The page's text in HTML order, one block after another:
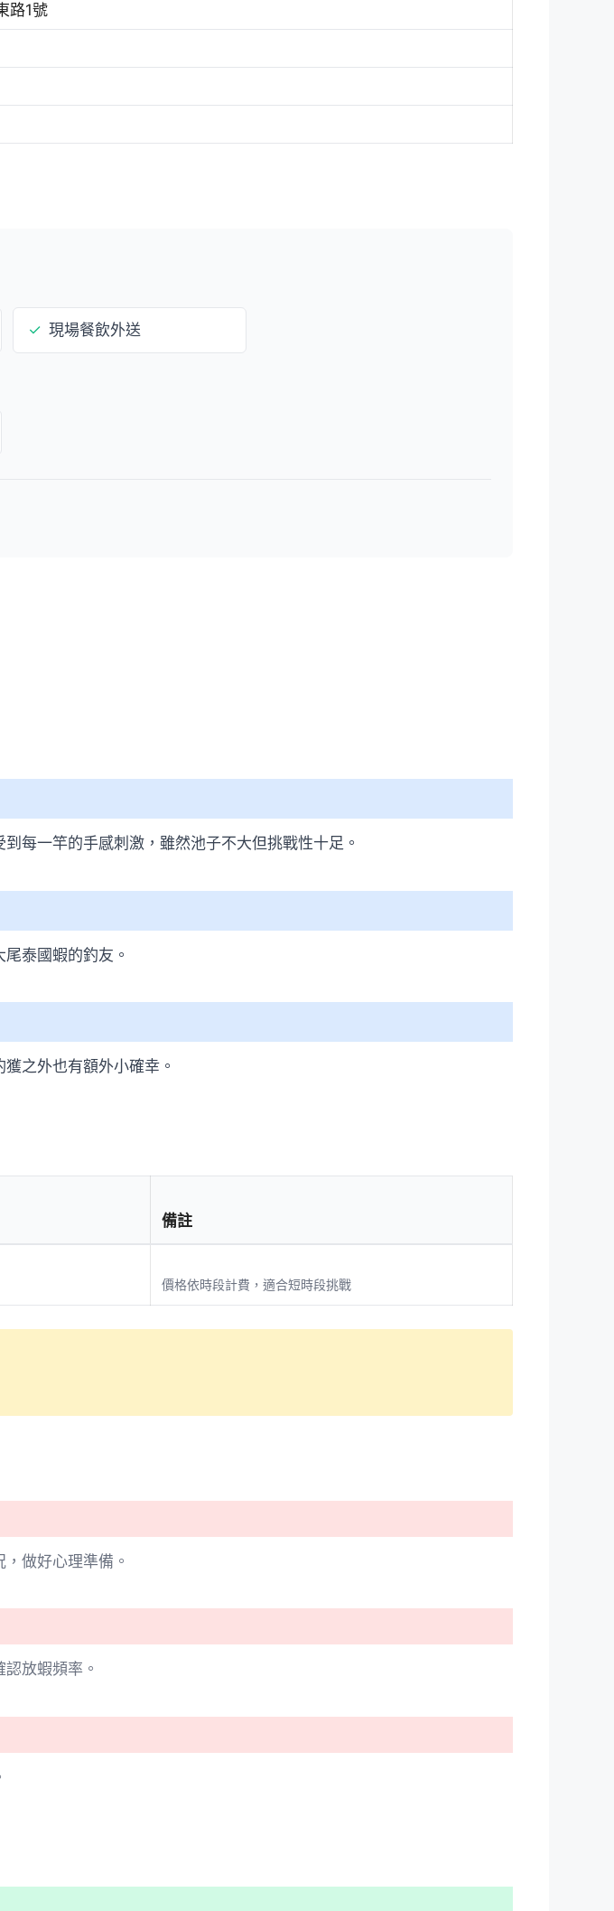
路1號
✓ 現場餐飲外送
每一竿的手感刺激，雖然池子不大但挑戰性十足。
泰國蝦的釣友。
之外也有額外小確幸。
備註
價格依時段計費，適合短時段挑戰
做好心理準備。
放蝦頻率。